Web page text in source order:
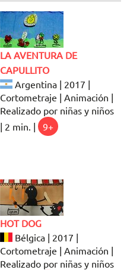
LA AVENTURA DE
CAPULLITO
Argentina | 2017 |
Cortometraje | Animación |
Realizado por niñas y niños
| 2 min. |
9+
HOT DOG
Bélgica | 2017 |
Cortometraje | Animación |
Realizado por niñas y niños